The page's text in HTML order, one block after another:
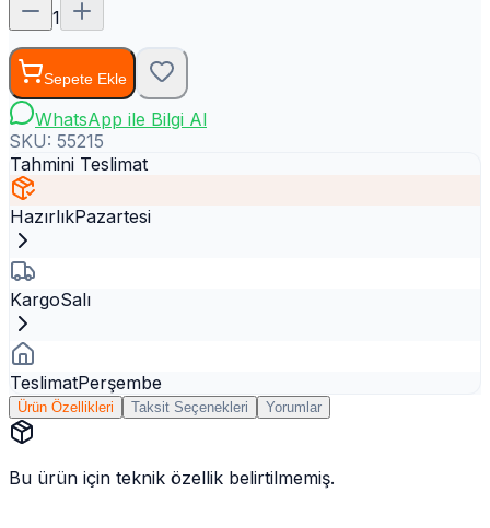
1
Sepete Ekle
WhatsApp ile Bilgi Al
SKU: 55215
Tahmini Teslimat
HazırlıkPazartesi
KargoSalı
TeslimatPerşembe
Ürün Özellikleri Taksit Seçenekleri Yorumlar
Bu ürün için teknik özellik belirtilmemiş.